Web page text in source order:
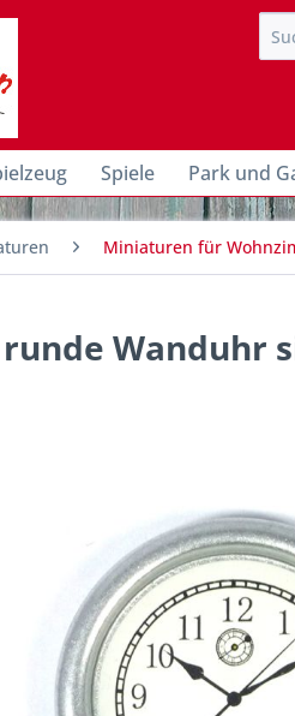
Spiele Park und
Miniaturen für
runde Wanduhr